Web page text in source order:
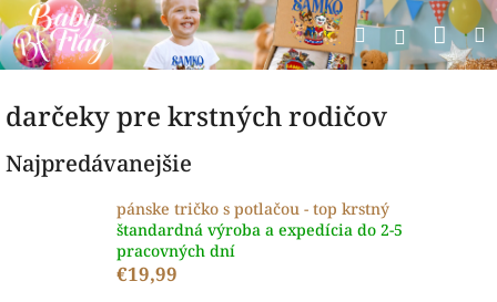
Prejsť
na
obsah
Hľadať
darčeky pre krstných rodičov
Najpredávanejšie
pánske tričko s potlačou - top krstný
štandardná výroba a expedícia do 2-5
pracovných dní
€19,99